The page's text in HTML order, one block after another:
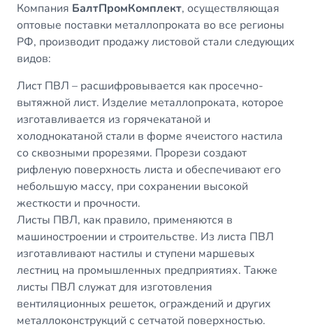
Компания БалтПромКомплект, осуществляющая
оптовые поставки металлопроката во все регионы
РФ, производит продажу листовой стали следующих
видов:
Лист ПВЛ – расшифровывается как просечно-
вытяжной лист. Изделие металлопроката, которое
изготавливается из горячекатаной и
холоднокатаной стали в форме ячеистого настила
со сквозными прорезями. Прорези создают
рифленую поверхность листа и обеспечивают его
небольшую массу, при сохранении высокой
жесткости и прочности.
Листы ПВЛ, как правило, применяются в
машиностроении и строительстве. Из листа ПВЛ
изготавливают настилы и ступени маршевых
лестниц на промышленных предприятиях. Также
листы ПВЛ служат для изготовления
вентиляционных решеток, ограждений и других
металлоконструкций с сетчатой поверхностью.